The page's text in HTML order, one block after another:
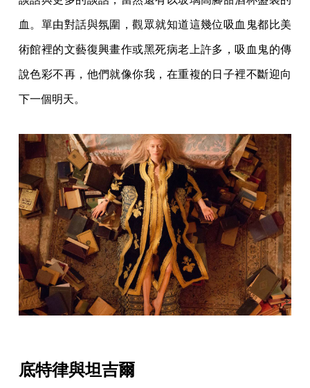
血。單由對話與氛圍，觀眾就知道這幾位吸血鬼都比美
術館裡的文藝復興畫作或黑死病老上許多，吸血鬼的傳
說色彩不再，他們就像你我，在重複的日子裡不斷迎向
下一個明天。
底特律與坦吉爾